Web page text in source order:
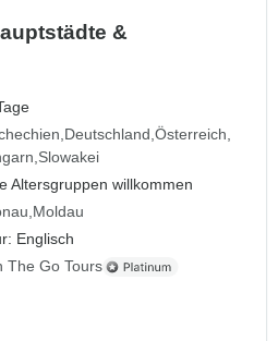
&
Deutschland Österreich
Slowakei
Altersgruppen willkommen
Moldau
Englisch
The Go Tours